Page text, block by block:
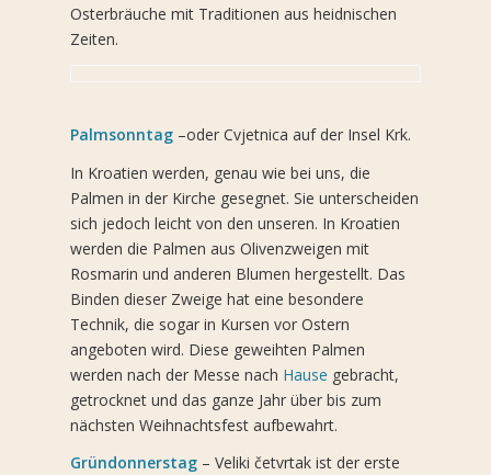
Osterbräuche mit Traditionen aus heidnischen
Zeiten.
Palmsonntag–oder Cvjetnica auf der Insel Krk.
In Kroatien werden, genau wie bei uns, die
Palmen in der Kirche gesegnet. Sie unterscheiden
sich jedoch leicht von den unseren. In Kroatien
werden die Palmen aus Olivenzweigen mit
Rosmarin und anderen Blumen hergestellt. Das
Binden dieser Zweige hat eine besondere
Technik, die sogar in Kursen vor Ostern
angeboten wird. Diese geweihten Palmen
werden nach der Messe nach Hause gebracht,
getrocknet und das ganze Jahr über bis zum
nächsten Weihnachtsfest aufbewahrt.
Gründonnerstag– Veliki četvrtak ist der erste